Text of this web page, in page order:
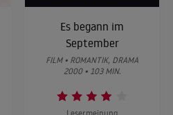
Es begann im
September
FILM • ROMANTIK, DRAMA
2000 • 103 MIN.